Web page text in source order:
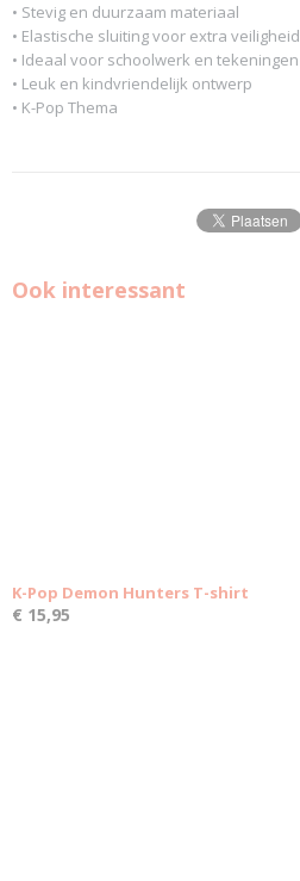
• Stevig en duurzaam materiaal
• Elastische sluiting voor extra veiligheid
• Ideaal voor schoolwerk en tekeningen
• Leuk en kindvriendelijk ontwerp
• K-Pop Thema
Ook interessant
K-Pop Demon Hunters T-shirt
€ 15,95